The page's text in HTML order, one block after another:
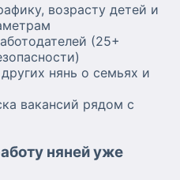
возрасту детей и
(25+
нянь о семьях и
вакансий рядом с
няней уже